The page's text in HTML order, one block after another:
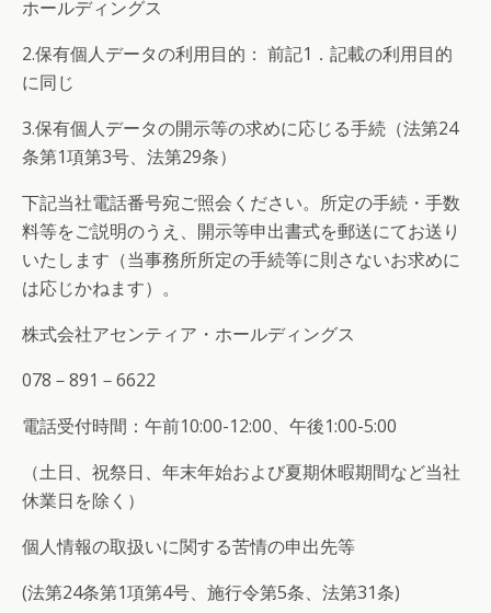
ホールディングス
2.保有個人データの利用目的： 前記1．記載の利用目的
に同じ
3.保有個人データの開示等の求めに応じる手続（法第24
条第1項第3号、法第29条）
下記当社電話番号宛ご照会ください。所定の手続・手数
料等をご説明のうえ、開示等申出書式を郵送にてお送り
いたします（当事務所所定の手続等に則さないお求めに
は応じかねます）。
株式会社アセンティア・ホールディングス
078－891－6622
電話受付時間：午前10:00-12:00、午後1:00-5:00
（土日、祝祭日、年末年始および夏期休暇期間など当社
休業日を除く）
個人情報の取扱いに関する苦情の申出先等
(法第24条第1項第4号、施行令第5条、法第31条)